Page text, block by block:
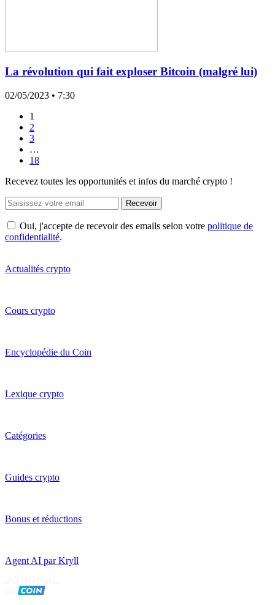
La révolution qui fait exploser Bitcoin (malgré lui)
02/05/2023 • 7:30
1
2
3
…
18
Recevez toutes les opportunités et infos du marché crypto !
Recevoir
Oui, j'accepte de recevoir des emails selon votre politique de
confidentialité.
Actualités crypto
Cours crypto
Encyclopédie du Coin
Lexique crypto
Catégories
Guides crypto
Bonus et réductions
Agent AI par Kryll